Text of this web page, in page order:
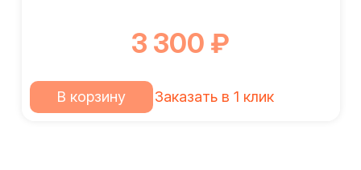
3 300 ₽
В корзину Заказать в 1 клик